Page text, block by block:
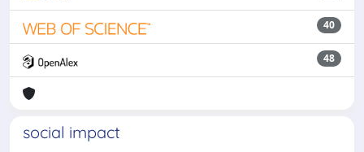
40
48
social impact